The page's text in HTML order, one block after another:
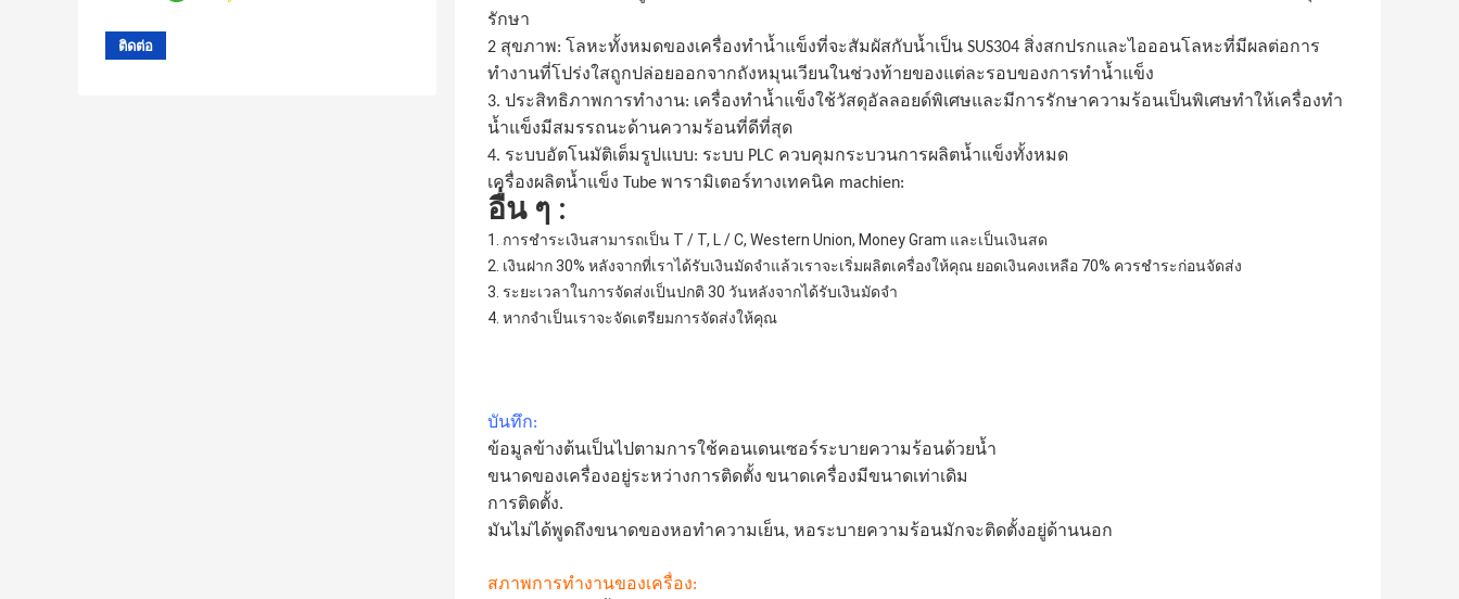
รักษา
2 สุขภาพ: โลหะทั้งหมดของเครื่องทำน้ำแข็งที่จะสัมผัสกับน้ำเป็น SUS304 สิ่งสกปรกและไอออนโลหะที่มีผลต่อการ
ทำงานที่โปร่งใสถูกปล่อยออกจากถังหมุนเวียนในช่วงท้ายของแต่ละรอบของการทำน้ำแข็ง
3. ประสิทธิภาพการทำงาน: เครื่องทำน้ำแข็งใช้วัสดุอัลลอยด์พิเศษและมีการรักษาความร้อนเป็นพิเศษทำให้เครื่องทำ
น้ำแข็งมีสมรรถนะด้านความร้อนที่ดีที่สุด
4. ระบบอัตโนมัติเต็มรูปแบบ: ระบบ PLC ควบคุมกระบวนการผลิตน้ำแข็งทั้งหมด
เครื่องผลิตน้ำแข็ง Tube พารามิเตอร์ทางเทคนิค machien:
อื่น ๆ :
1. การชำระเงินสามารถเป็น T / T, L / C, Western Union, Money Gram และเป็นเงินสด
2. เงินฝาก 30% หลังจากที่เราได้รับเงินมัดจำแล้วเราจะเริ่มผลิตเครื่องให้คุณ ยอดเงินคงเหลือ 70% ควรชำระก่อนจัดส่ง
3. ระยะเวลาในการจัดส่งเป็นปกติ 30 วันหลังจากได้รับเงินมัดจำ
4. หากจำเป็นเราจะจัดเตรียมการจัดส่งให้คุณ
บันทึก:
ข้อมูลข้างต้นเป็นไปตามการใช้คอนเดนเซอร์ระบายความร้อนด้วยน้ำ
ขนาดของเครื่องอยู่ระหว่างการติดตั้ง ขนาดเครื่องมีขนาดเท่าเดิม
การติดตั้ง.
มันไม่ได้พูดถึงขนาดของหอทำความเย็น, หอระบายความร้อนมักจะติดตั้งอยู่ด้านนอก
สภาพการทำงานของเครื่อง: